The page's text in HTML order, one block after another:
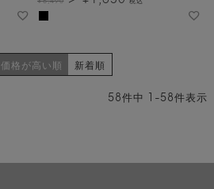
価格が高い順 新着順
58件中 1 -58件表示